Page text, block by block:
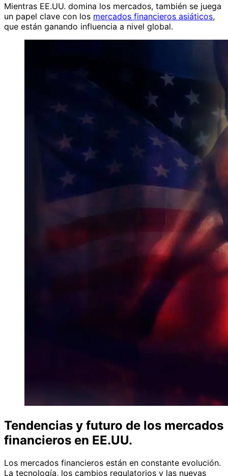
Mientras EE.UU. domina los mercados, también se juega
un papel clave con los mercados financieros asiáticos,
que están ganando influencia a nivel global.
Tendencias y futuro de los mercados
financieros en EE.UU.
Los mercados financieros están en constante evolución.
La tecnología, los cambios regulatorios y las nuevas